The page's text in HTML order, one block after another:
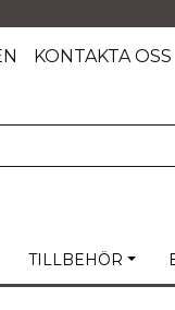
KONTAKTA OSS
TILLBEHÖR